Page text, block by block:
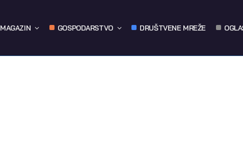
MAGAZIN GOSPODARSTVO DRUŠTVENE MREŽE